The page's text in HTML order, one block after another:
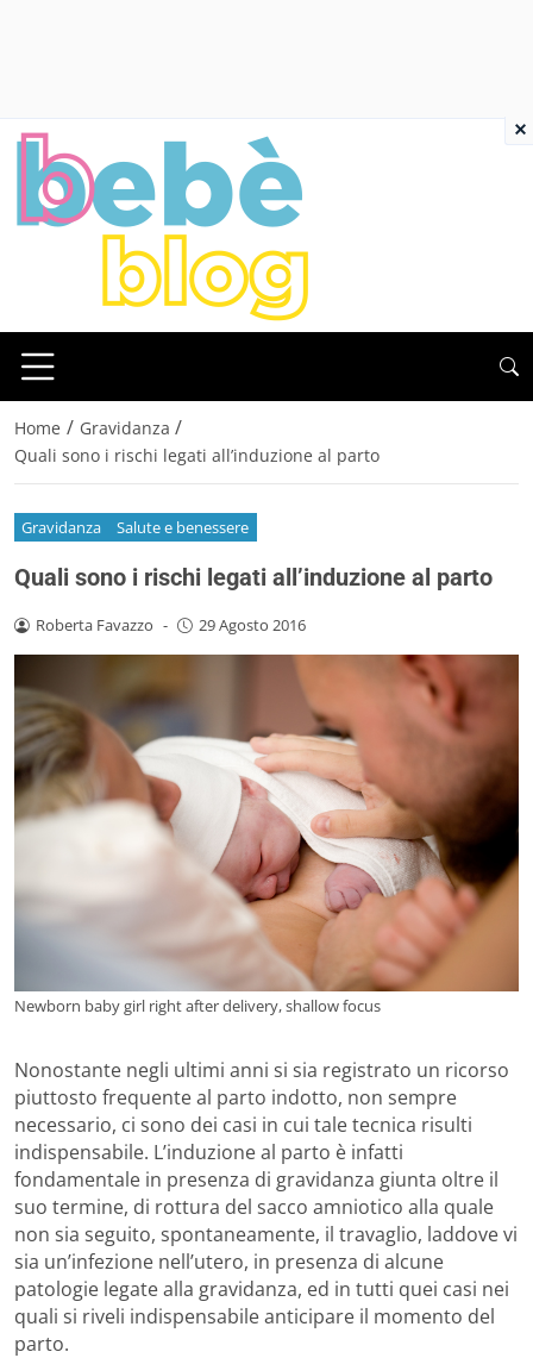
Home / Gravidanza /
Quali sono i rischi legati all’induzione al parto
Gravidanza Salute e benessere
Quali sono i rischi legati all’induzione al parto
Roberta Favazzo - 29 Agosto 2016
Newborn baby girl right after delivery, shallow focus
Nonostante negli ultimi anni si sia registrato un ricorso
piuttosto frequente al parto indotto, non sempre
necessario, ci sono dei casi in cui tale tecnica risulti
indispensabile. L’induzione al parto è infatti
fondamentale in presenza di gravidanza giunta oltre il
suo termine, di rottura del sacco amniotico alla quale
non sia seguito, spontaneamente, il travaglio, laddove vi
sia un’infezione nell’utero, in presenza di alcune
patologie legate alla gravidanza, ed in tutti quei casi nei
quali si riveli indispensabile anticipare il momento del
parto.
×